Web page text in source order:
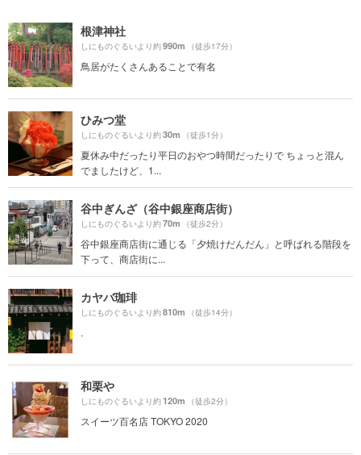
根津神社
しにものぐるいより約990m （徒歩17分）
鳥居がたくさんあることで有名
ひみつ堂
しにものぐるいより約30m （徒歩1分）
夏休み中だったり平日のおやつ時間だったりで ちょっと混ん
でましたけど、1...
谷中ぎんざ（谷中銀座商店街）
しにものぐるいより約70m （徒歩2分）
谷中銀座商店街に通じる「夕焼けだんだん」と呼ばれる階段を
下って、商店街に...
カヤバ珈琲
しにものぐるいより約810m （徒歩14分）
.
和栗や
しにものぐるいより約120m （徒歩2分）
スイーツ百名店 TOKYO 2020